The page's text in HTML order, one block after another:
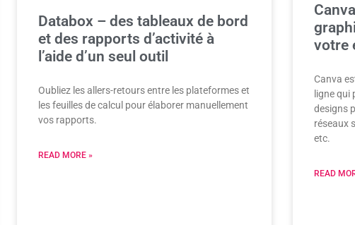
Databox – des tableaux de bord
et des rapports d’activité à
l’aide d’un seul outil
Oubliez les allers-retours entre les plateformes et
les feuilles de calcul pour élaborer manuellement
vos rapports.
READ MORE »
votre
Canva
ligne qui
designs
réseaux
etc.
READ